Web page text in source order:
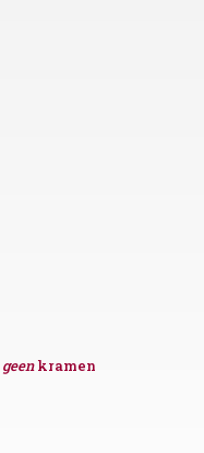
geenkramen